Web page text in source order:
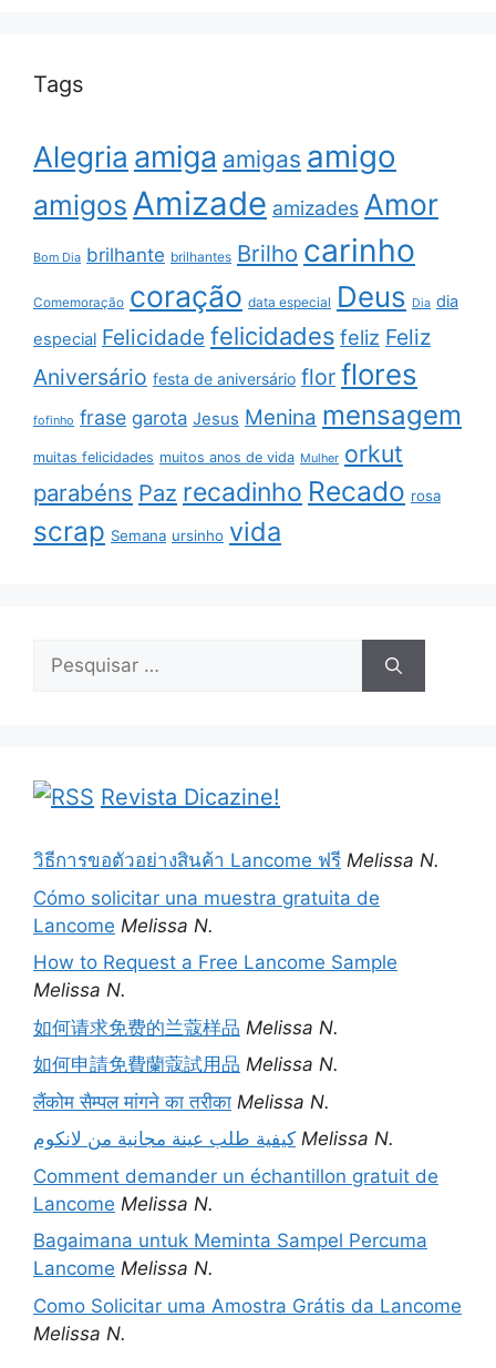
Tags
Alegria amiga amigas amigo
amigos Amizade amizades Amor
Bom Dia brilhante brilhantes Brilho carinho
Comemoração coração data especial Deus Dia dia
especial Felicidade felicidades feliz Feliz
Aniversário festa de aniversário flor flores
fofinho frase garota Jesus Menina mensagem
muitas felicidades muitos anos de vida Mulher orkut
parabéns Paz recadinho Recado rosa
scrap Semana ursinho vida
Pesquisar
Revista Dicazine!
วิธีการขอตัวอย่างสินค้า Lancome ฟรี Melissa N.
Cómo solicitar una muestra gratuita de
Lancome Melissa N.
How to Request a Free Lancome Sample
Melissa N.
如何请求免费的兰蔻样品 Melissa N.
如何申請免費蘭蔻試用品 Melissa N.
लैंकोम सैम्पल मांगने का तरीका Melissa N.
كيفية طلب عينة مجانية من لانكوم Melissa N.
Comment demander un échantillon gratuit de
Lancome Melissa N.
Bagaimana untuk Meminta Sampel Percuma
Lancome Melissa N.
Como Solicitar uma Amostra Grátis da Lancome
Melissa N.